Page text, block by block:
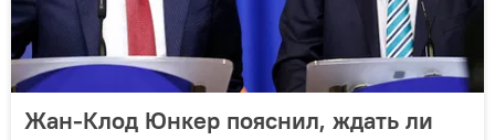
Жан-Клод Юнкер пояснил, ждать ли